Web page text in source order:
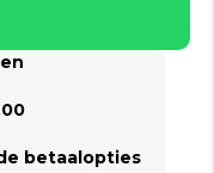
betaalopties